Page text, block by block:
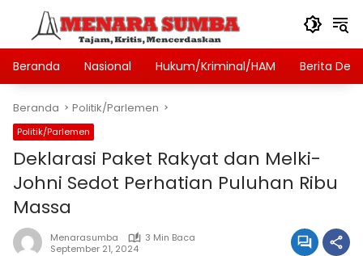
Langsung
konten
Beranda
Nasional Hukum/Kriminal/HAM Berita Desa
Beranda Politik/Parlemen
Politik/Parlemen
Deklarasi Paket Rakyat dan Melki-
Johni Sedot Perhatian Puluhan Ribu
Massa
Menarasumba
3 Min Baca
September 21, 2024